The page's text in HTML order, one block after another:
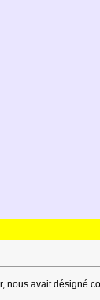
avait désigné